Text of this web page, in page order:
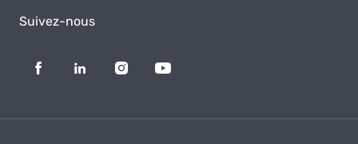
Suivez-nous